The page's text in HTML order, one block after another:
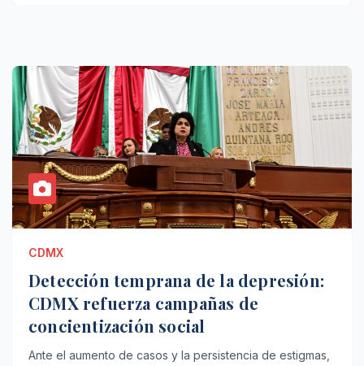
CDMX
Detección temprana de la depresión:
CDMX refuerza campañas de
concientización social
Ante el aumento de casos y la persistencia de estigmas,